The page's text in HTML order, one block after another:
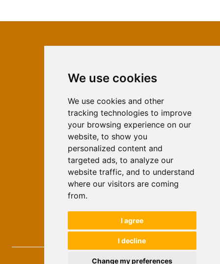
We use cookies
We use cookies and other
tracking technologies to improve
your browsing experience on our
website, to show you
personalized content and
targeted ads, to analyze our
website traffic, and to understand
where our visitors are coming
from.
I agree
I decline
Change my preferences
ISSN 2566-333X (Online)
ISSN 1840-2313 (Print)
Contact
Editors
News
For Authors
Impressum
Ethical Standards
Keywords
Novi Ekonomist, 2026.